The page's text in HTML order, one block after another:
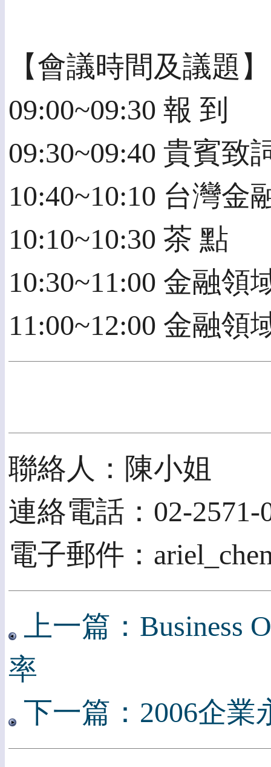
【會議時間及議題】
09:00~09:30 報 到
09:30~09:40 貴賓致
10:40~10:10 台灣金
10:10~10:30 茶 點
10:30~11:00 金融
11:00~12:00 金融
聯絡人：陳小姐
連絡電話：02-2571-
電子郵件：
上一篇：Business
率
下一篇：2006企業